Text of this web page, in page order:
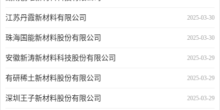
2025-03-30
江苏丹霞新材料有限公司
2025-03-30
珠海国能新材料股份有限公司
2025-03-29
安徽新涛新材料科技股份有限公司
2025-03-29
有研稀土新材料股份有限公司
2025-03-29
深圳王子新材料股份有限公司